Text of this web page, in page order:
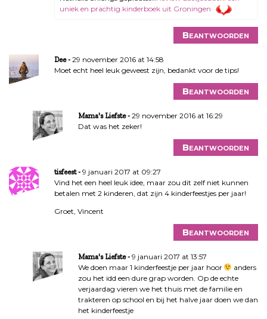
uniek en prachtig kinderboek uit Groningen
Beantwoorden
Dee
29 november 2016 at 14:58
Moet echt heel leuk geweest zijn, bedankt voor de tips!
Beantwoorden
Mama's Liefste
29 november 2016 at 16:29
Dat was het zeker!
Beantwoorden
tisfeest
9 januari 2017 at 09:27
Vind het een heel leuk idee, maar zou dit zelf niet kunnen
betalen met 2 kinderen, dat zijn 4 kinderfeestjes per jaar!
Groet, Vincent
Beantwoorden
Mama's Liefste
9 januari 2017 at 13:57
We doen maar 1 kinderfeestje per jaar hoor
anders
zou het idd een dure grap worden. Op de echte
verjaardag vieren we het thuis met de familie en
trakteren op school en bij het halve jaar doen we dan
het kinderfeestje